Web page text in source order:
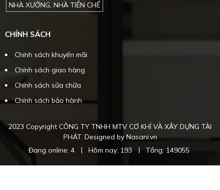
NHÀ XƯỞNG, NHÀ TIỀN CHẾ
CHÍNH SÁCH
Chính sách khuyến mãi
Chính sách giao hàng
Chính sách sữa chữa
Chính sách bảo hành
2023 Copyright CÔNG TY TNHH MTV CƠ KHÍ VÀ XÂY DỰNG TÀI
PHÁT. Designed by Nasani.vn
Đang online: 4
| Hôm nay: 193 | Tổng: 149055